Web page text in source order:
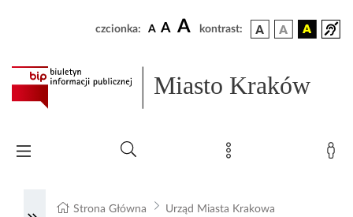
czcionka: A A A kontrast:
Miasto Kraków
Strona Główna
Urząd Miasta Krakowa